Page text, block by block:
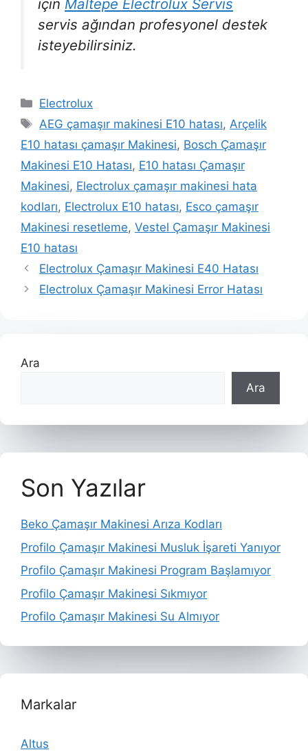
için Maltepe Electrolux Servis
servis ağından profesyonel destek
isteyebilirsiniz.
Kategoriler
Electrolux
Etiketler
AEG çamaşır makinesi E10 hatası,Arçelik
E10 hatası çamaşır Makinesi, Bosch Çamaşır
Makinesi E10 Hatası, E10 hatası Çamaşır
Makinesi, Electrolux çamaşır makinesi hata
kodları, Electrolux E10 hatası, Esco çamaşır
Makinesi resetleme, Vestel Çamaşır Makinesi
E10 hatası
Electrolux Çamaşır Makinesi E40 Hatası
Electrolux Çamaşır Makinesi Error Hatası
Ara
Ara
Son Yazılar
Beko Çamaşır Makinesi Arıza Kodları
Profilo Çamaşır Makinesi Musluk İşareti Yanıyor
Profilo Çamaşır Makinesi Program Başlamıyor
Profilo Çamaşır Makinesi Sıkmıyor
Profilo Çamaşır Makinesi Su Almıyor
Markalar
Altus